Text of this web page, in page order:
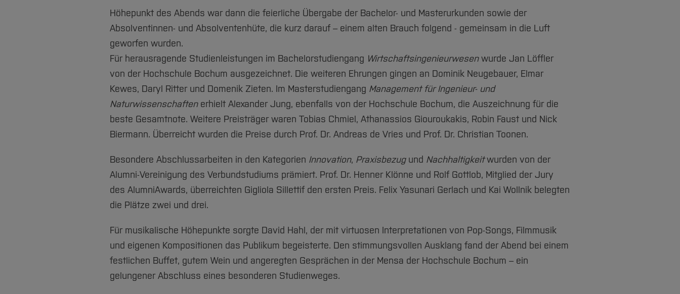
Höhepunkt des Abends war dann die feierliche Übergabe der Bachelor- und Masterurkunden sowie der
Absolventinnen- und Absolventenhüte, die kurz darauf – einem alten Brauch folgend - gemeinsam in die Luft
geworfen wurden.
Für herausragende Studienleistungen im Bachelorstudiengang Wirtschaftsingenieurwesenwurde Jan Löffler
von der Hochschule Bochum ausgezeichnet. Die weiteren Ehrungen gingen an Dominik Neugebauer, Elmar
Kewes, Daryl Ritter und Domenik Zieten. Im Masterstudiengang Management für Ingenieur- und
Naturwissenschaftenerhielt Alexander Jung, ebenfalls von der Hochschule Bochum, die Auszeichnung für die
beste Gesamtnote. Weitere Preisträger waren Tobias Chmiel, Athanassios Giouroukakis, Robin Faust und Nick
Biermann. Überreicht wurden die Preise durch Prof. Dr. Andreas de Vries und Prof. Dr. Christian Toonen.
Besondere Abschlussarbeiten in den Kategorien Innovation, Praxisbezugund Nachhaltigkeitwurden von der
Alumni-Vereinigung des Verbundstudiums prämiert. Prof. Dr. Henner Klönne und Rolf Gottlob, Mitglied der Jury
des AlumniAwards, überreichten Gigliola Sillettif den ersten Preis. Felix Yasunari Gerlach und Kai Wollnik belegten
die Plätze zwei und drei.
Für musikalische Höhepunkte sorgte David Hahl, der mit virtuosen Interpretationen von Pop-Songs, Filmmusik
und eigenen Kompositionen das Publikum begeisterte. Den stimmungsvollen Ausklang fand der Abend bei einem
festlichen Buffet, gutem Wein und angeregten Gesprächen in der Mensa der Hochschule Bochum – ein
gelungener Abschluss eines besonderen Studienweges.